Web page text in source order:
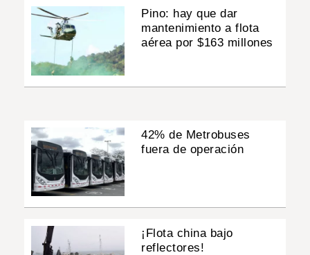
Pino: hay que dar
mantenimiento a flota
aérea por $163 millones
42% de Metrobuses
fuera de operación
¡Flota china bajo
reflectores!